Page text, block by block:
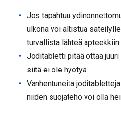
Jos tapahtuu
ulkona voi altistua
turvallista lähteä
Joditabletti pitää ottaa juuri
siitä ei ole hyötyä.
Vanhentuneita
niiden suojateho voi olla